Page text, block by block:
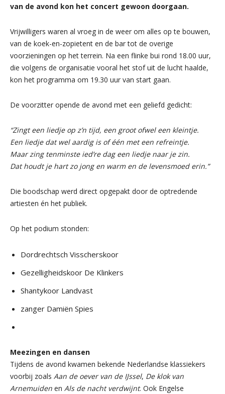
van de avond kon het concert gewoon doorgaan.
Vrijwilligers waren al vroeg in de weer om alles op te bouwen,
van de koek-en-zopietent en de bar tot de overige
voorzieningen op het terrein. Na een flinke bui rond 18.00 uur,
die volgens de organisatie vooral het stof uit de lucht haalde,
kon het programma om 19.30 uur van start gaan.
De voorzitter opende de avond met een geliefd gedicht:
“Zingt een liedje op z’n tijd, een groot ofwel een kleintje.
Een liedje dat wel aardig is of één met een refreintje.
Maar zing tenminste ied’re dag een liedje naar je zin.
Dat houdt je hart zo jong en warm en de levensmoed erin.”
Die boodschap werd direct opgepakt door de optredende
artiesten én het publiek.
Op het podium stonden:
Dordrechtsch Visscherskoor
Gezelligheidskoor De Klinkers
Shantykoor Landvast
zanger Damiën Spies
Meezingen en dansen
Tijdens de avond kwamen bekende Nederlandse klassiekers
voorbij zoals Aan de oever van de IJssel, De klok van
Arnemuiden en Als de nacht verdwijnt. Ook Engelse